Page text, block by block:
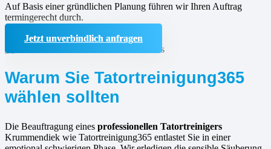
Auf Basis einer gründlichen Planung führen wir Ihren Auftrag
termingerecht durch.
Jetzt unverbindlich anfragen
Warum Sie Tatortreinigung365
wählen sollten
Die Beauftragung eines professionellen Tatortreinigers
Krummendiek wie Tatortreinigung365 entlastet Sie in einer